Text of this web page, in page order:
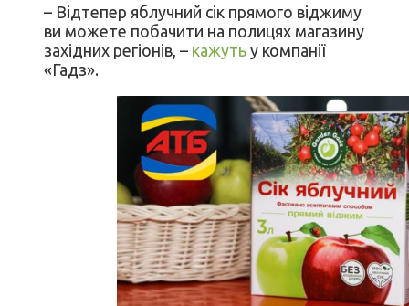
– Відтепер яблучний сік прямого віджиму
ви можете побачити на полицях магазину
західних регіонів, – кажуть у компанії
«Гадз».